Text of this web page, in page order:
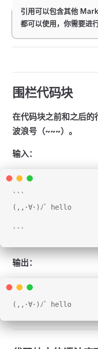
引用可以包含其他
都可以使用，你需要进
围栏代码块
在代码块之前和之后的
波浪号（~~~）。
输入：
```
(,,･∀･)ﾉ゛hello
```
输出：
(,,･∀･)ﾉ゛hello